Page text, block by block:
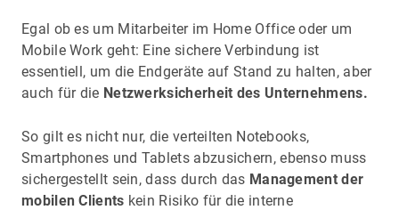
Egal ob es um Mitarbeiter im Home Office oder um
Mobile Work geht: Eine sichere Verbindung ist
essentiell, um die Endgeräte auf Stand zu halten, aber
auch für die Netzwerksicherheit des Unternehmens.
So gilt es nicht nur, die verteilten Notebooks,
Smartphones und Tablets abzusichern, ebenso muss
sichergestellt sein, dass durch das Management der
mobilen Clients kein Risiko für die interne